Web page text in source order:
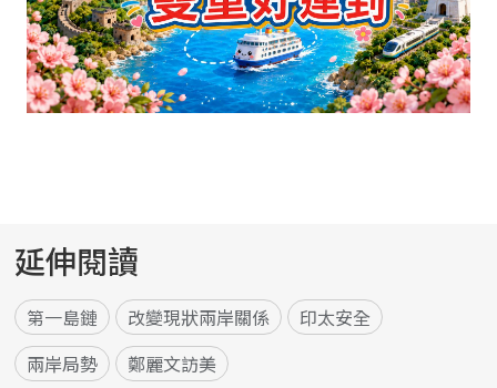
延伸閱讀
第一島鏈 改變現狀兩岸關係
印太安全
兩岸局勢
鄭麗文訪美